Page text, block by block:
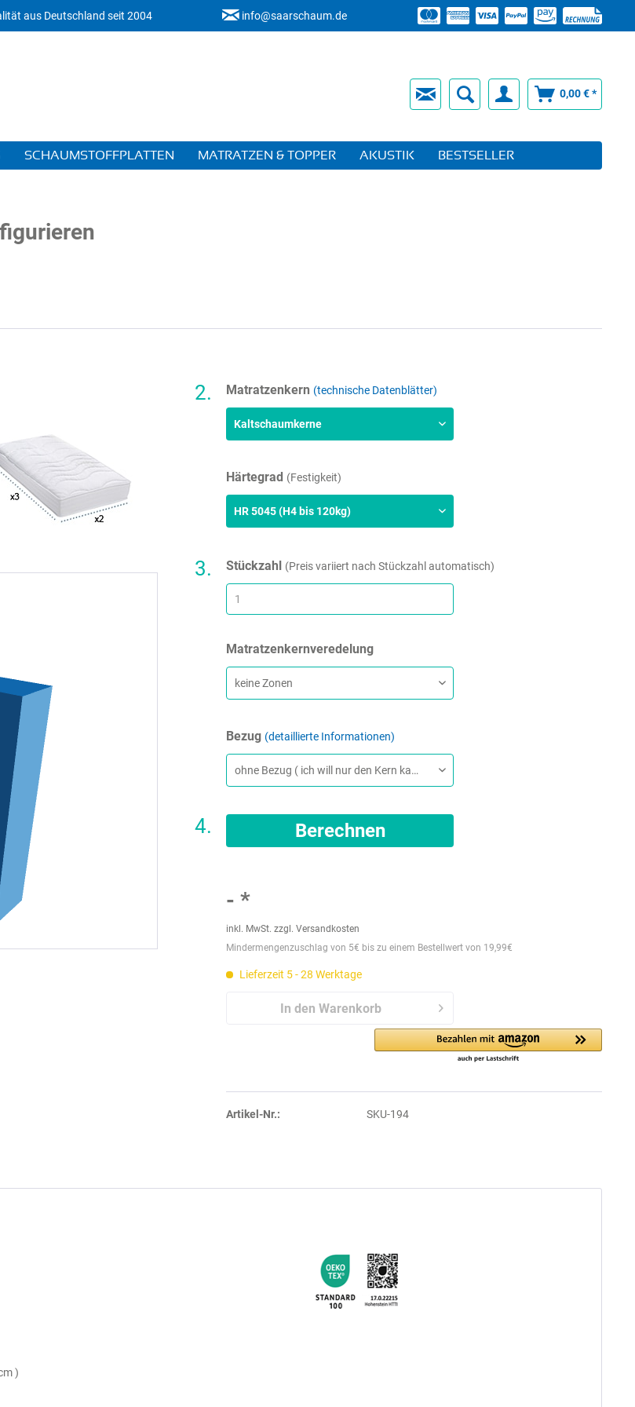
aus Deutschland seit 2004 info@saarschaum.de
0,00 € *
SCHAUMSTOFFPLATTEN MATRATZEN & TOPPER AKUSTIK BESTSELLER
Matratzenkern technische Datenblätter
Härtegrad Festigkeit
Stückzahl (Preis variiert nach Stückzahl automatisch)
Matratzenkernveredelung
Bezug detaillierte Informationen
Berechnen
- *
inkl. MwSt.zzgl. Versandkosten
Mindermengenzuschlag von 5€ bis zu einem Bestellwert von 19,99€
Lieferzeit 5 - 28 Werktage
In den Warenkorb
Artikel-Nr.: SKU-194
)